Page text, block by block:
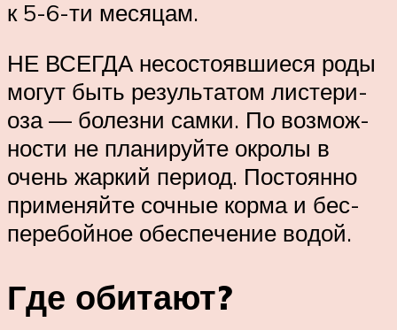
к 5-6-ти месяцам.
НЕ ВСЕГДА несостоявшиеся роды
могут быть ре­зуль­та­том лис­тери­
оза — боле­зни самки. По воз­мож­
нос­ти не пла­ни­руй­те окролы в
очень жар­кий пери­од. По­сто­янно
при­меняй­те соч­ные кор­ма и бес­
пере­бой­ное обе­спе­че­ние во­дой.
Где обитают?